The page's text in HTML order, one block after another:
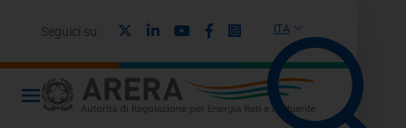
ITA
Seguici su: LinkedinYoutubeFacebook
Instagram